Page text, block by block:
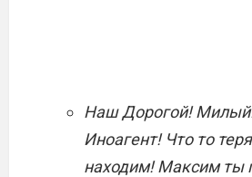
Наш Дорогой!
Иноагент! Что то
находим! Максим ты